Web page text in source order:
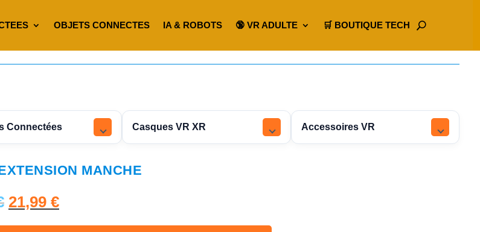
OBJETS CONNECTES IA & ROBOTS 🔞 VR ADULTE 🛒 BOUTIQUE TECH
Connectées Casques VR XR Accessoires VR
MANCHE
L
e
21,99 €L
e